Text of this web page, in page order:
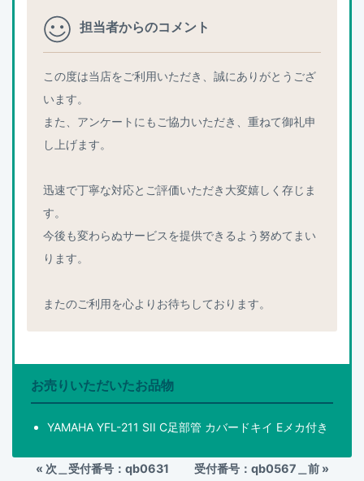
担当者からのコメント
この度は当店をご利用いただき、誠にありがとうござ
います。
また、アンケートにもご協力いただき、重ねて御礼申
し上げます。
迅速で丁寧な対応とご評価いただき大変嬉しく存じま
す。
今後も変わらぬサービスを提供できるよう努めてまい
ります。
またのご利用を心よりお待ちしております。
お売りいただいたお品物
YAMAHA YFL-211 SII C足部管 カバードキイ Eメカ付き
« 次＿受付番号：qb0631 受付番号：qb0567＿前»